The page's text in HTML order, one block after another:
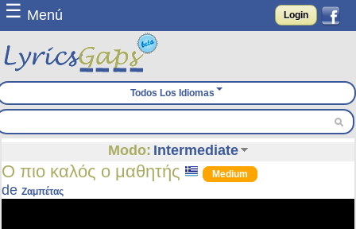
☰ Menú Login
Todos Los Idiomas
Modo: Intermediate
Ο πιο καλός ο μαθητής Medium
deΖαμπέτας